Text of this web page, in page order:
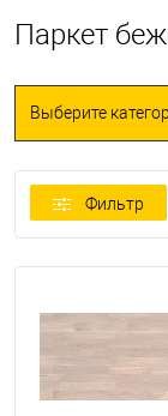
Паркет
Выберите
Фильтр